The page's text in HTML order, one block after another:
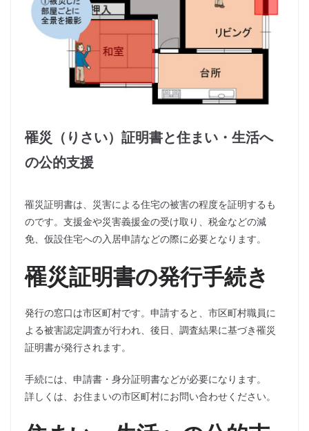
罹災（りさい）証明書と住まい・生活へ
の公的支援
罹災証明書は、災害による住宅の被害の程度を証明するも
のです。支援金や災害義援金の受け取り、税金などの減
免、仮設住宅への入居申請などの際に必要となります。
罹災証明書の発行手続き
発行の窓口は市区町村です。申請すると、市区町村職員に
よる被害認定調査が行われ、後日、調査結果に基づき罹災
証明書が発行されます。
手続には、申請書・身分証明書などが必要になります。
詳しくは、お住まいの市区町村にお問い合わせください。